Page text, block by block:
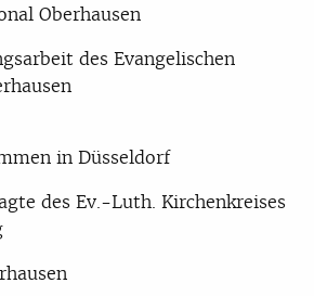
Oberhausen
des Evangelischen
in Düsseldorf
des Ev.-Luth. Kirchenkreises